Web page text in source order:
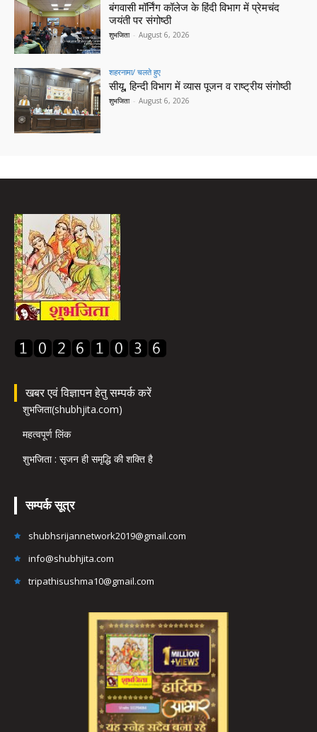
बंगवासी मॉर्निंग कॉलेज के हिंदी विभाग में प्रेमचंद
जयंती पर संगोष्ठी
शुभजिता - August 6, 2026
शहरनामा/ चलते हुए
सीयू, हिन्दी विभाग में व्यास पूजन व राष्ट्रीय संगोष्ठी
शुभजिता - August 6, 2026
खबर एवं विज्ञापन हेतु सम्पर्क करें
शुभजिता(shubhjita.com)
महत्वपूर्ण लिंक
शुभजिता : सृजन ही समृद्धि की शक्ति है
सम्पर्क सूत्र
shubhsrijannetwork2019@gmail.com
info@shubhjita.com
tripathisushma10@gmail.com